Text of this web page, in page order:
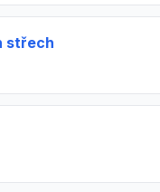
střech